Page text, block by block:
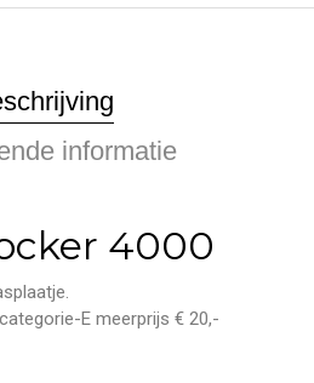
informatie
4000
E meerprijs € 20,-